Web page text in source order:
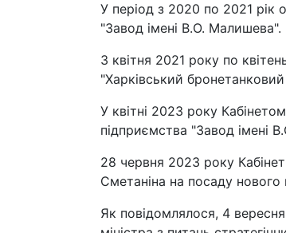
У період з 2020 по 2021 рік
"Завод імені В.О. Малишева".
З квітня 2021 року по
"Харківський
У квітні 2023 року
підприємства "Завод імені
28 червня 2023 року
Сметаніна на посаду нового
Як повідомлялося, 4